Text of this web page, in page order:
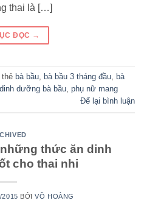
thai là […]
ĐỌC →
bà bầu, bà bầu 3 tháng đầu, bà
dinh dưỡng bà bầu, phụ nữ mang
Để lại bình luận
thức ăn dinh
cho thai nhi
2015 BỞIVÕ HOÀNG